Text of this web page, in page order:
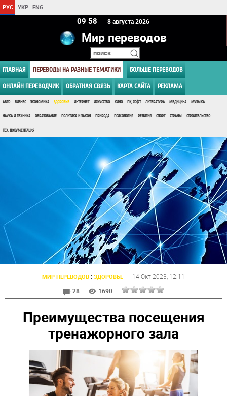
РУС УКР ENG
09:58 8 августа 2026
Мир переводов
ГЛАВНАЯ ПЕРЕВОДЫ НА РАЗНЫЕ ТЕМАТИКИ БОЛЬШЕ ПЕРЕВОДОВ
ОНЛАЙН ПЕРЕВОДЧИК ОБРАТНАЯ СВЯЗЬ КАРТА САЙТА РЕКЛАМА
АВТО БИЗНЕС ЭКОНОМИКА ЗДОРОВЬЕ ИНТЕРНЕТ ИСКУССТВО КИНО ПК, СОФТ ЛИТЕРАТУРА МЕДИЦИНА МУЗЫКА
НАУКА И ТЕХНИКА ОБРАЗОВАНИЕ ПОЛИТИКА И ЗАКОН ПРИРОДА ПСИХОЛОГИЯ РЕЛИГИЯ СПОРТ СТРАНЫ СТРОИТЕЛЬСТВО
ТЕХ. ДОКУМЕНТАЦИЯ
МИР ПЕРЕВОДОВ : ЗДОРОВЬЕ 14 Окт 2023 , 12:11
28
1690
Преимущества посещения
тренажорного зала